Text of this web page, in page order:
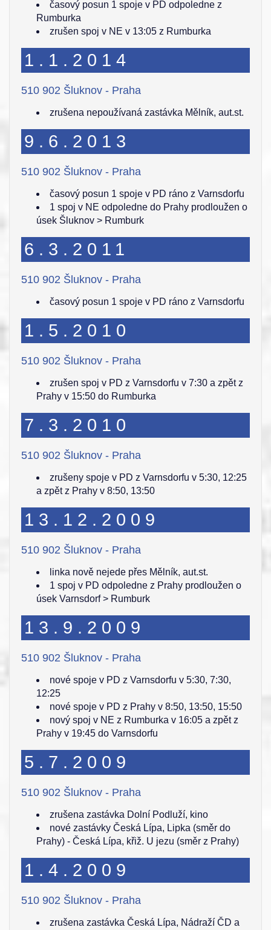
časový posun 1 spoje v PD odpoledne z
Rumburka
zrušen spoj v NE v 13:05 z Rumburka
1.1.2014
510 902 Šluknov - Praha
zrušena nepoužívaná zastávka Mělník, aut.st.
9.6.2013
510 902 Šluknov - Praha
časový posun 1 spoje v PD ráno z Varnsdorfu
1 spoj v NE odpoledne do Prahy prodloužen o
úsek Šluknov > Rumburk
6.3.2011
510 902 Šluknov - Praha
časový posun 1 spoje v PD ráno z Varnsdorfu
1.5.2010
510 902 Šluknov - Praha
zrušen spoj v PD z Varnsdorfu v 7:30 a zpět z
Prahy v 15:50 do Rumburka
7.3.2010
510 902 Šluknov - Praha
zrušeny spoje v PD z Varnsdorfu v 5:30, 12:25
a zpět z Prahy v 8:50, 13:50
13.12.2009
510 902 Šluknov - Praha
linka nově nejede přes Mělník, aut.st.
1 spoj v PD odpoledne z Prahy prodloužen o
úsek Varnsdorf > Rumburk
13.9.2009
510 902 Šluknov - Praha
nové spoje v PD z Varnsdorfu v 5:30, 7:30,
12:25
nové spoje v PD z Prahy v 8:50, 13:50, 15:50
nový spoj v NE z Rumburka v 16:05 a zpět z
Prahy v 19:45 do Varnsdorfu
5.7.2009
510 902 Šluknov - Praha
zrušena zastávka Dolní Podluží, kino
nové zastávky Česká Lípa, Lipka (směr do
Prahy) - Česká Lípa, křiž. U jezu (směr z Prahy)
1.4.2009
510 902 Šluknov - Praha
zrušena zastávka Česká Lípa, Nádraží ČD a